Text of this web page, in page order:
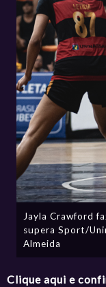
Jayla Crawford
supera Sport/
Almeida
Clique aqui e